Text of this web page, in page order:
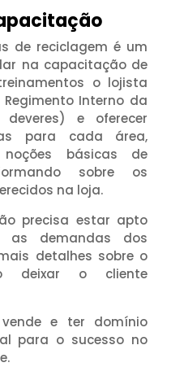
de reciclagem é um
na capacitação de
o lojista
Interno da
e oferecer
para cada área,
básicas de
sobre os
na loja.
precisa estar apto
as demandas dos
detalhes sobre o
deixar o cliente
e ter domínio
para o sucesso no